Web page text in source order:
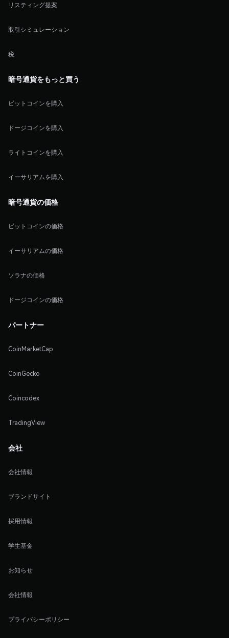
リスティング提案
取引シミュレーション
税
暗号通貨をもっと買う
ビットコインを購入
ドージコインを購入
ライトコインを購入
イーサリアムを購入
暗号通貨の価格
ビットコインの価格
イーサリアムの価格
ソラナの価格
ドージコインの価格
パートナー
CoinMarketCap
CoinGecko
Coincodex
TradingView
会社
会社情報
ブランドサイト
採用情報
学生基金
お知らせ
会社情報
プライバシーポリシー